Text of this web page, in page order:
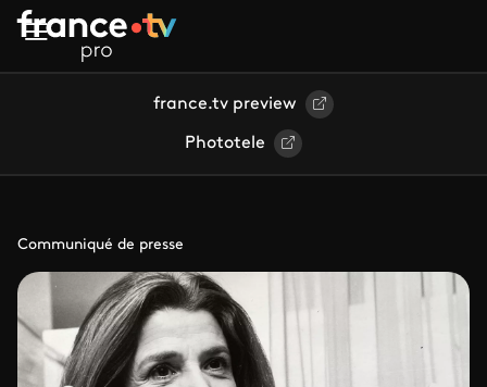
Aller au contenu principal
france.tv preview
Phototele
Communiqué de presse